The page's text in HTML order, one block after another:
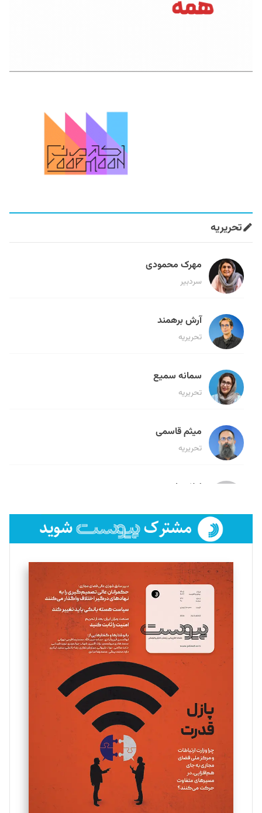
تحریریه
مهرک محمودی
سردبیر
آرش برهمند
تحریریه
سمانه سمیع
تحریریه
میثم قاسمی
تحریریه
لیلا حنارود
فائزه فتحی رستمی
تحریریه
سروش کرمیان
تحریریه
مینا پاکدل
یسنا امان‌پور
تحریریه
ملینا جعفری
تحریریه